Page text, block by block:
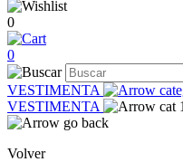
0
0
VESTIMENTA
VESTIMENTA
Volver